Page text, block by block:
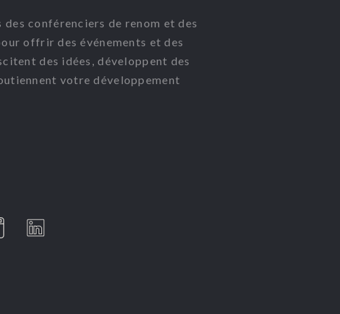
des conférenciers de renom et des
offrir des événements et des
des idées, développent des
votre développement